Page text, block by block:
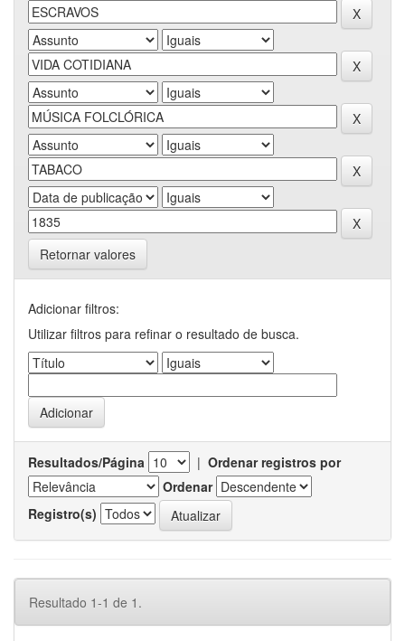
Retornar valores
Adicionar filtros:
Utilizar filtros para refinar o resultado de busca.
Resultados/Página | Ordenar registros por
Ordenar
Registro(s)
Resultado 1-1 de 1.